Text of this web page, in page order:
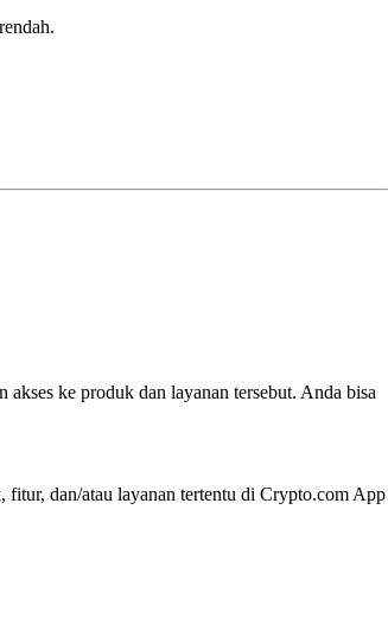
ke produk dan layanan tersebut. Anda bisa
dan/atau layanan tertentu di Crypto.com App